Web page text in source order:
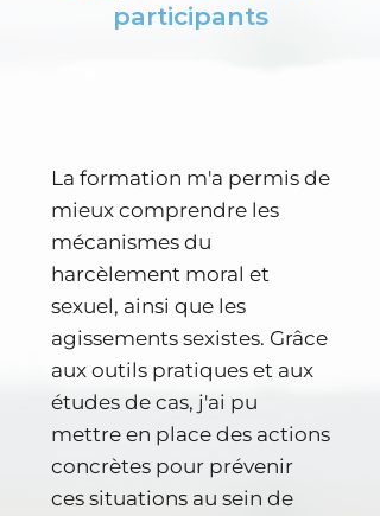
participants
La formation m'a permis de
mieux comprendre les
mécanismes du
harcèlement moral et
sexuel, ainsi que les
agissements sexistes. Grâce
aux outils pratiques et aux
études de cas, j'ai pu
mettre en place des actions
concrètes pour prévenir
ces situations au sein de